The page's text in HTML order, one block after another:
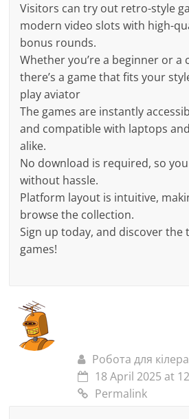
Visitors can try out retro-style
modern video slots with high-
bonus rounds.
Whether you’re a beginner or a
there’s a game that fits your
play aviator
The games are instantly
and compatible with laptops
alike.
No download is required, so
without hassle.
Platform layout is intuitive,
browse the collection.
Sign up today, and discover the
games!
Робота для кілера
18 April 2025 at
Permalink